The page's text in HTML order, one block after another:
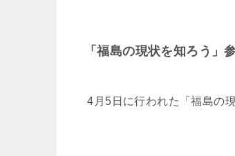
「福島の現状を知ろう」
4月5日に行われた「福島の